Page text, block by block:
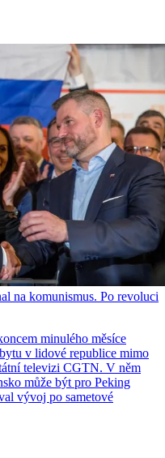
na komunismus. Po revoluci
minulého měsíce
v lidové republice mimo
televizi CGTN. V něm
může být pro Peking
vývoj po sametové